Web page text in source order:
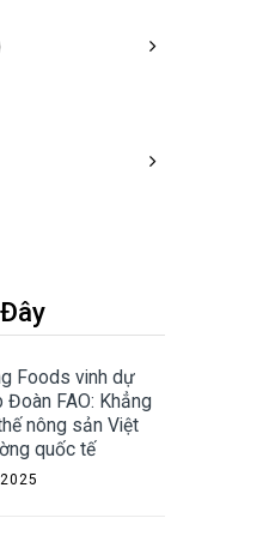
Foods vinh dự
Đoàn FAO: Khẳng
nông sản Việt
quốc tế